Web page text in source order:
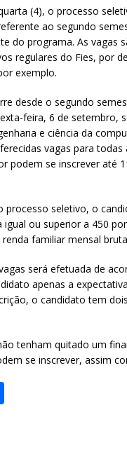
ar
e
(4), o processo
ao segundo
do programa. As vagas
regulares do Fies, por
exemplo.
desde o segundo
feira, 6 de setembro,
e ciência da
vagas para
podem se inscrever
processo seletivo, o
igual ou superior a 450
familiar mensal
será efetuada de
apenas a
o candidato tem
tenham quitado um
se inscrever, assim